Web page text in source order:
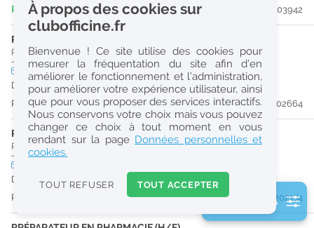
Réinitialiser
2
0
k
Consulter les offres de la France d'outre-mer
Publiée il y a 6 jour(s)
#203942
PHARMACIEN (H/F)
Pharmacie d'Officine|14123Cormelles-Le-Royal
temps plein
Dès que possible
Publiée il y a 22 jour(s)
#202664
PHARMACIEN (H/F)
Pharmacie d'Officine 14000 Caen
Dès que possible
Publiée il y a 30 jour(s)
#202174
2 filtre(s) actifs
À propos des cookies sur
clubofficine.fr
Bienvenue ! Ce site utilise des cookies pour
mesurer la fréquentation du site afin d’en
améliorer le fonctionnement et l’administration,
pour améliorer votre expérience utilisateur, ainsi
que pour vous proposer des services interactifs.
Nous conservons votre choix mais vous pouvez
changer ce choix à tout moment en vous
rendant sur la page Données personnelles et
cookies.
TOUT REFUSER TOUT ACCEPTER